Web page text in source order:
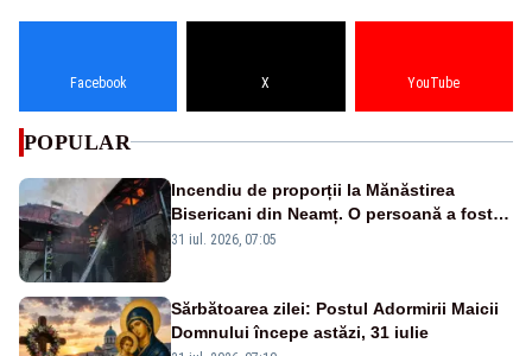
Facebook X YouTube
POPULAR
Incendiu de proporții la Mănăstirea
Bisericani din Neamț. O persoană a fost
găsită carbonizată - FOTO/ VIDEO
31 iul. 2026, 07:05
Sărbătoarea zilei: Postul Adormirii Maicii
Domnului începe astăzi, 31 iulie